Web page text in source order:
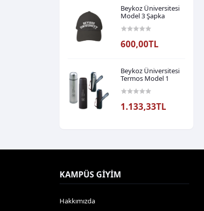
Beykoz Üniversitesi
Model 3 Şapka
600,00TL
Beykoz Üniversitesi
Termos Model 1
1.133,33TL
KAMPÜS GIYIM
Hakkımızda